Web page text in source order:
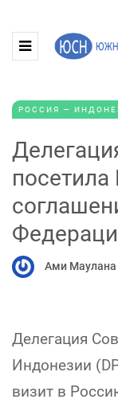
РОССИЯ —
Ами Маулана
Делегация
Индонезии
визит в